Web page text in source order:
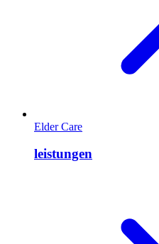
Elder Care
leistungen